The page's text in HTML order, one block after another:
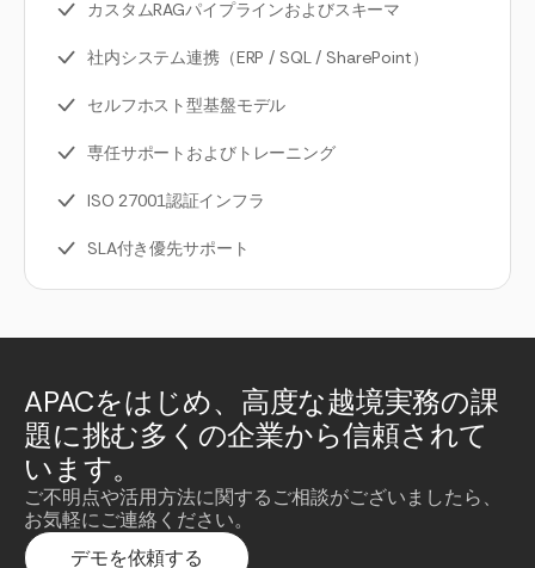
カスタムRAGパイプラインおよびスキーマ
社内システム連携（ERP / SQL / SharePoint）
セルフホスト型基盤モデル
専任サポートおよびトレーニング
ISO 27001認証インフラ
SLA付き優先サポート
APACをはじめ、高度な越境実務の課
題に挑む多くの企業から信頼されて
います。
ご不明点や活用方法に関するご相談がございましたら、
お気軽にご連絡ください。
デモを依頼する